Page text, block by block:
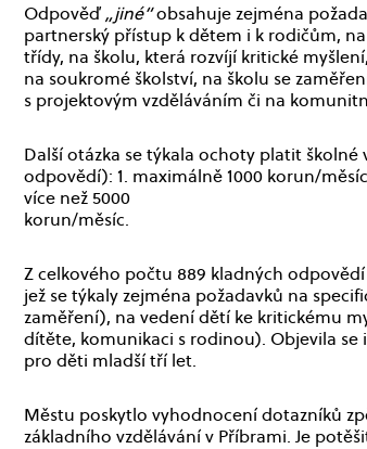
Odpověď„jiné“obsahuje zejména
partnerský přístup k dětem i k rodičům,
třídy, na školu, která rozvíjí kritické
na soukromé školství, na školu se
s projektovým vzděláváním či na
Další otázka se týkala ochoty platit
odpovědí): 1. maximálně 1000 korun/
více než 5000
Z celkového počtu 889 kladných
jež se týkaly zejména požadavků na
zaměření), na vedení dětí ke kritickému
dítěte, komunikaci s rodinou). Objevila
pro děti mladší tří let.
Městu poskytlo vyhodnocení dotazníků
základního vzdělávání v Příbrami. Je